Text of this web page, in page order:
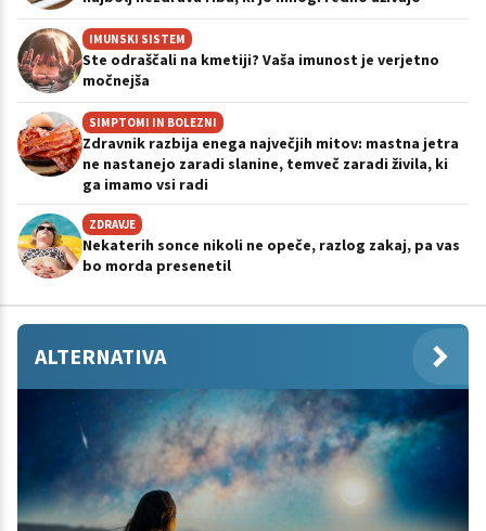
IMUNSKI SISTEM
Ste odraščali na kmetiji? Vaša imunost je verjetno
močnejša
SIMPTOMI IN BOLEZNI
Zdravnik razbija enega največjih mitov: mastna jetra
ne nastanejo zaradi slanine, temveč zaradi živila, ki
ga imamo vsi radi
ZDRAVJE
Nekaterih sonce nikoli ne opeče, razlog zakaj, pa vas
bo morda presenetil
ALTERNATIVA